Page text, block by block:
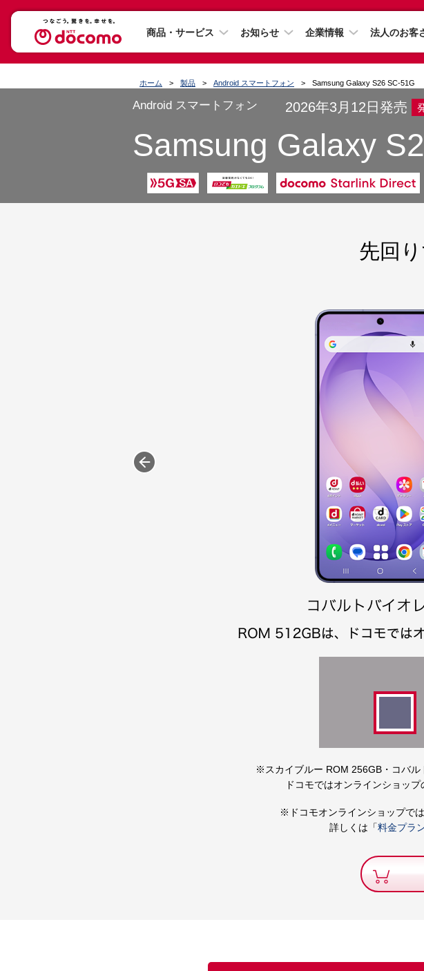
商品・サービス お知らせ 企業情報 法人のお客
ホーム 製品 Android スマートフォン Samsung Galaxy S26 SC-51G
Android スマートフォン 2026年3月12日発売
Samsung Galaxy
先回
※スカイブルー ROM 256GB・コバル
ドコモではオンラインショッ
※ドコモオンラインショップで
詳しくは「料金プラ